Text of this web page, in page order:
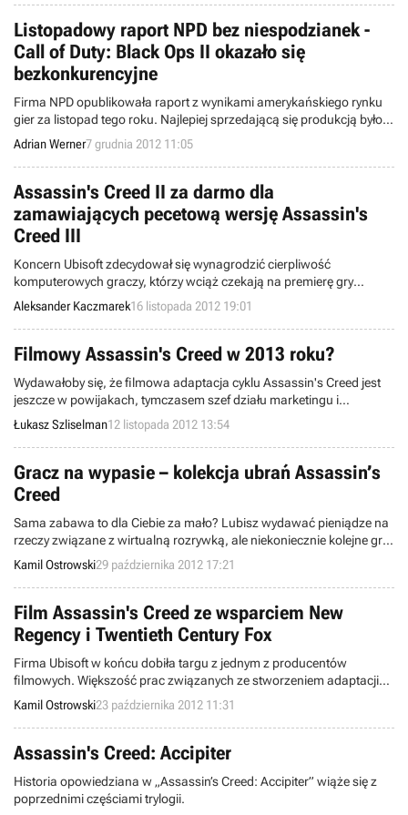
Listopadowy raport NPD bez niespodzianek -
Call of Duty: Black Ops II okazało się
bezkonkurencyjne
Firma NPD opublikowała raport z wynikami amerykańskiego rynku
gier za listopad tego roku. Najlepiej sprzedającą się produkcją było
oczywiście Call of Duty: Black Ops II, a wśród konsol pozycję lidera
utrzymał Xbox 360.
Adrian Werner7 grudnia 2012 11:05
Assassin's Creed II za darmo dla
zamawiających pecetową wersję Assassin's
Creed III
Koncern Ubisoft zdecydował się wynagrodzić cierpliwość
komputerowych graczy, którzy wciąż czekają na premierę gry
Assassin's Creed III na tej platformie sprzętowej. Zamawiając tytuł w
przedsprzedaży za pośrednictwem firmowego sklepu UbiShop
otrzymać można kod uprawniający do bezpłatnego pobrania
Assassin's Creed II.
Aleksander Kaczmarek16 listopada 2012 19:01
Filmowy Assassin's Creed w 2013 roku?
Wydawałoby się, że filmowa adaptacja cyklu Assassin's Creed jest
jeszcze w powijakach, tymczasem szef działu marketingu i
sprzedaży firmy Ubisoft sugeruje, że produkcja może nadejść już w
przyszłym roku.
Łukasz Szliselman12 listopada 2012 13:54
Gracz na wypasie – kolekcja ubrań Assassin’s
Creed
Sama zabawa to dla Ciebie za mało? Lubisz wydawać pieniądze na
rzeczy związane z wirtualną rozrywką, ale niekoniecznie kolejne gry?
W takim razie oto idealna propozycja - zbyt droga seria ubrań
inspirowana serią Assassin's Creed.
Kamil Ostrowski29 października 2012 17:21
Film Assassin's Creed ze wsparciem New
Regency i Twentieth Century Fox
Firma Ubisoft w końcu dobiła targu z jednym z producentów
filmowych. Większość prac związanych ze stworzeniem adaptacji
serii Assassin's Creed przejmie New Regency. Dystrybucją zajmie się
natomiast koncern Twentieth Century Fox.
Kamil Ostrowski23 października 2012 11:31
Assassin's Creed: Accipiter
Historia opowiedziana w „Assassin’s Creed: Accipiter” wiąże się z
poprzednimi częściami trylogii.